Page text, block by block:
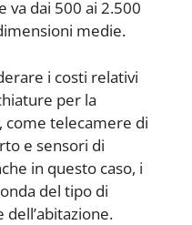
va dai 500 ai 2.500
medie.
i costi relativi
per la
come telecamere di
e sensori di
in questo caso, i
del tipo di